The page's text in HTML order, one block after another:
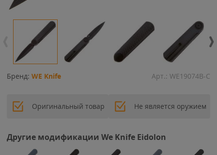
Бренд: WE Knife Арт.: WE19074B-C
Оригинальный товар Не является оружием
Другие модификации We Knife Eidolon